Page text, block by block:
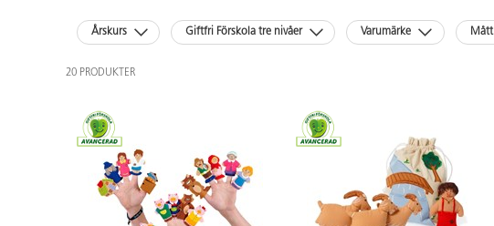
Årskurs Giftfri Förskola tre nivåer Varumärke Mått
20 PRODUKTER